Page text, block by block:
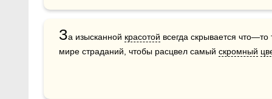
За изысканной красотой всегда скрывается
мире страданий, чтобы расцвел самый скромный